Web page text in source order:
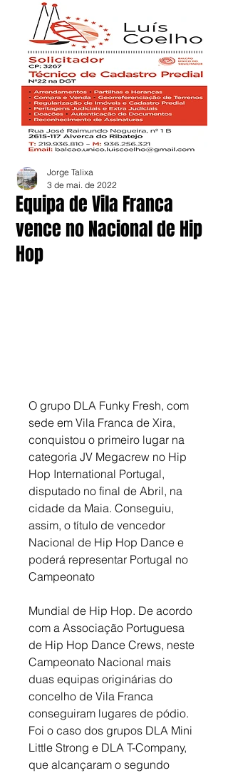
Equipa de Vila Franca
vence no Nacional de Hip
Hop
Jorge Talixa
3 de mai. de 2022
O grupo DLA Funky Fresh, com
sede em Vila Franca de Xira,
conquistou o primeiro lugar na
categoria JV Megacrew no Hip
Hop International Portugal,
disputado no final de Abril, na
cidade da Maia. Conseguiu,
assim, o título de vencedor
Nacional de Hip Hop Dance e
poderá representar Portugal no
Campeonato
Mundial de Hip Hop. De acordo
com a Associação Portuguesa
de Hip Hop Dance Crews, neste
Campeonato Nacional mais
duas equipas originárias do
concelho de Vila Franca
conseguiram lugares de pódio.
Foi o caso dos grupos DLA Mini
Little Strong e DLA T-Company,
que alcançaram o segundo